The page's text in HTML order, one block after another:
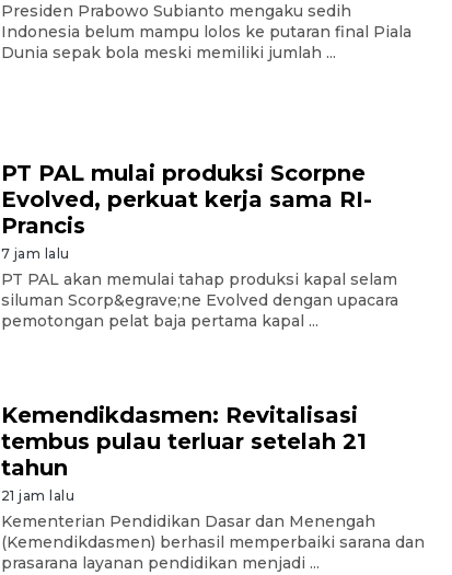
Presiden Prabowo Subianto mengaku sedih
Indonesia belum mampu lolos ke putaran final Piala
Dunia sepak bola meski memiliki jumlah ...
PT PAL mulai produksi Scorpne
Evolved, perkuat kerja sama RI-
Prancis
7 jam lalu
PT PAL akan memulai tahap produksi kapal selam
siluman Scorp&egrave;ne Evolved dengan upacara
pemotongan pelat baja pertama kapal ...
Kemendikdasmen: Revitalisasi
tembus pulau terluar setelah 21
tahun
21 jam lalu
Kementerian Pendidikan Dasar dan Menengah
(Kemendikdasmen) berhasil memperbaiki sarana dan
prasarana layanan pendidikan menjadi ...